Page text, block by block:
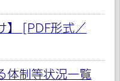
】 [PDF形式／
体制等状況一覧